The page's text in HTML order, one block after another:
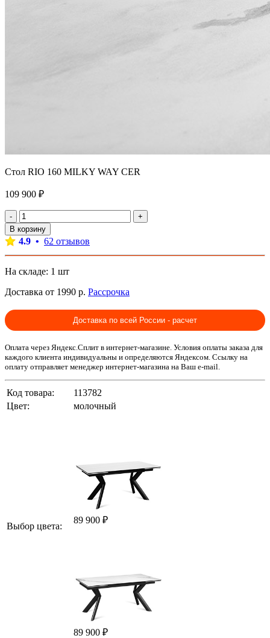
Стол RIO 160 MILKY WAY CER
109 900 ₽
-
+
В корзину
4.9 • 62 отзывов
На складе: 1 шт
Доставка от 1990 р. Рассрочка
Доставка по всей России - расчет
Оплата через Яндекс.Сплит в интернет-магазине. Условия оплаты заказа для
каждого клиента индивидуальны и определяются Яндексом. Ссылку на
оплату отправляет менеджер интернет-магазина на Ваш e-mail.
Код товара:
113782
Цвет:
молочный
Выбор цвета:
89 900 ₽
89 900 ₽